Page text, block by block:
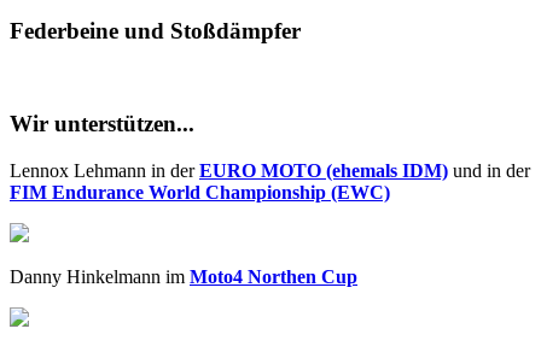
Federbeine und Stoßdämpfer
Wir unterstützen...
Lennox Lehmann in derEURO MOTO (ehemals IDM) und in der
FIM Endurance World Championship (EWC)
Danny Hinkelmann im Moto4 Northen Cup